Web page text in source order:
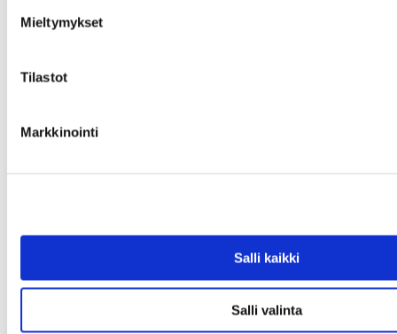
Mieltymykset
Tilastot
Markkinointi
Salli kaikki
Salli valinta